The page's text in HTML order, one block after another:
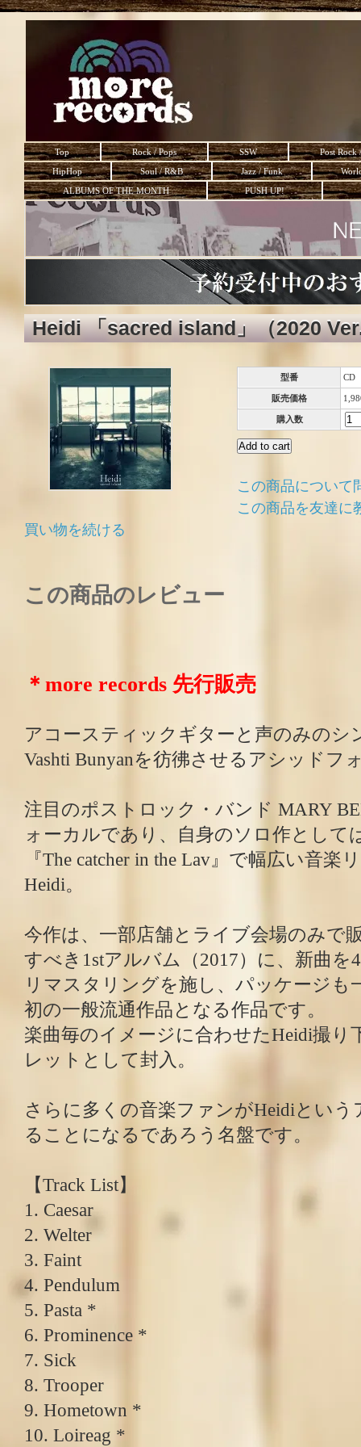
Top Rock / Pops SSW
Post Rock
HipHop
Soul / R&B Jazz / Funk
ALBUMS OF THE MONTH
PUSH UP!
Heidi 「sacred island」（2020
型番 CD
販売価格
購入数
この商品について
この商品を友達に
買い物を続ける
この商品のレビュー
＊more records 先行販売
アコースティックギターと声のみのシ
Vashti Bunyanを彷彿させるアシッドフ
注目のポストロック・バンド MARY
ォーカルであり、自身のソロ作として
『The catcher in the Lav』で幅広い音楽
Heidi。
今作は、一部店舗とライブ会場のみで
すべき1stアルバム（2017）に、新曲を
リマスタリングを施し、パッケージも
初の一般流通作品となる作品です。
楽曲毎のイメージに合わせたHeidi撮り
レットとして封入。
さらに多くの音楽ファンがHeidiとい
ることになるであろう名盤です。
【Track List】
1. Caesar
2. Welter
3. Faint
4. Pendulum
5. Pasta *
6. Prominence *
7. Sick
8. Trooper
9. Hometown *
10. Loireag *